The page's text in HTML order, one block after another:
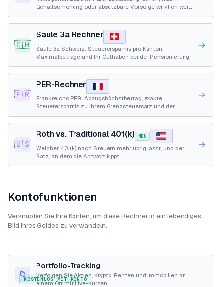
Gehaltserhöhung oder absetzbare Vorsorge wirklich wert
🇨🇭
Säule 3a Rechner
Säule 3a Schweiz: Steuerersparnis pro Kanton,
Maximalbeträge und Ihr Guthaben bei der Pensionierung.
→
🇫🇷
PER-Rechner
Frankreichs PER: Abzugshöchstbetrag, exakte
Steuerersparnis zu Ihrem Grenzsteuersatz und der
→
🇺🇸
Roth vs. Traditional 401(k) NEU
Welcher 401(k) nach Steuern mehr übrig lässt, und der
Satz, an dem die Antwort kippt.
→
Kontofunktionen
Verknüpfen Sie Ihre Konten, um diese Rechner in ein lebendiges
Bild Ihres Geldes zu verwandeln.
📁
Portfolio-Tracking
Verfolgen Sie Aktien, Krypto, Renten und Immobilien an
einem Ort mit Live-Kursen.
KOSTENLOS MIT KONTO